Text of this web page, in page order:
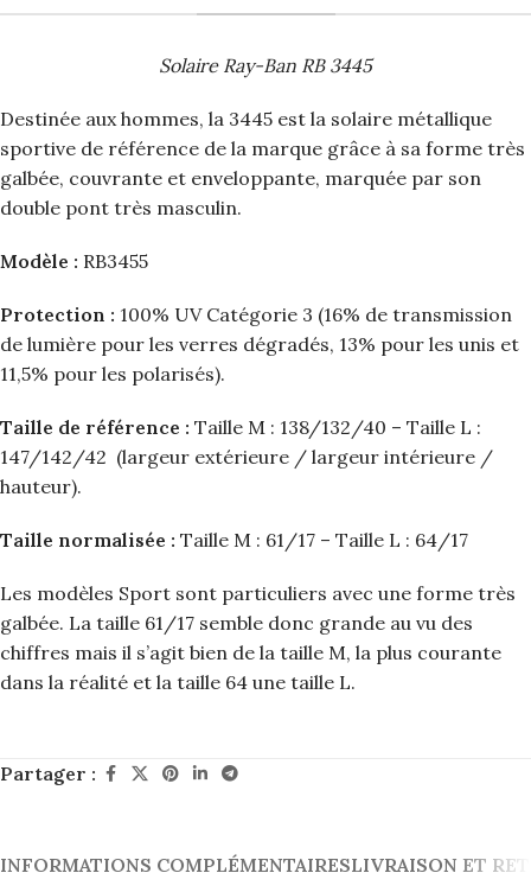
Solaire Ray-Ban RB 3445
Destinée aux hommes, la 3445 est la solaire métallique
sportive de référence de la marque grâce à sa forme très
galbée, couvrante et enveloppante, marquée par son
double pont très masculin.
Modèle : RB3455
Protection : 100% UV Catégorie 3 (16% de transmission
de lumière pour les verres dégradés, 13% pour les unis et
11,5% pour les polarisés).
Taille de référence : Taille M : 138/132/40 – Taille L :
147/142/42 (largeur extérieure / largeur intérieure /
hauteur).
Taille normalisée : Taille M : 61/17 – Taille L : 64/17
Les modèles Sport sont particuliers avec une forme très
galbée. La taille 61/17 semble donc grande au vu des
chiffres mais il s’agit bien de la taille M, la plus courante
dans la réalité et la taille 64 une taille L.
Partager :
INFORMATIONS COMPLÉMENTAIRESLIVRAISON ET